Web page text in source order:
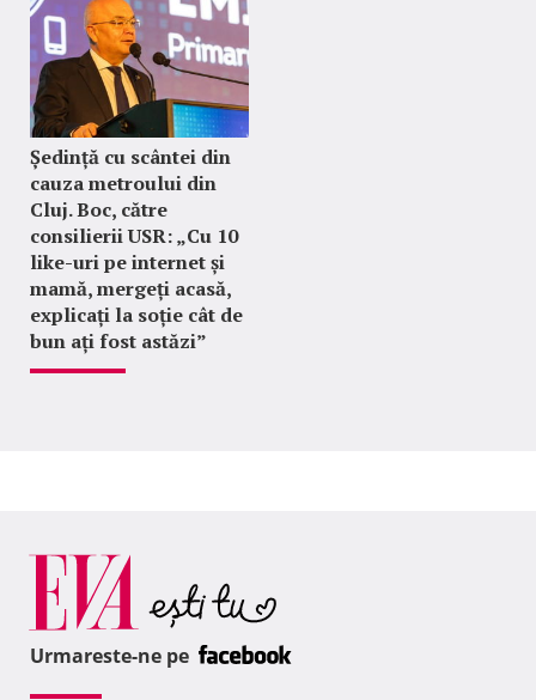
Ședință cu scântei din
cauza metroului din
Cluj. Boc, către
consilierii USR: „Cu 10
like-uri pe internet și
mamă, mergeți acasă,
explicați la soție cât de
bun ați fost astăzi”
Urmareste-ne pe